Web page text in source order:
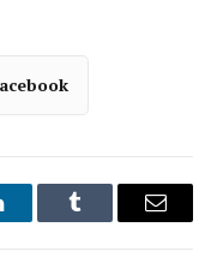
Tumblr Email